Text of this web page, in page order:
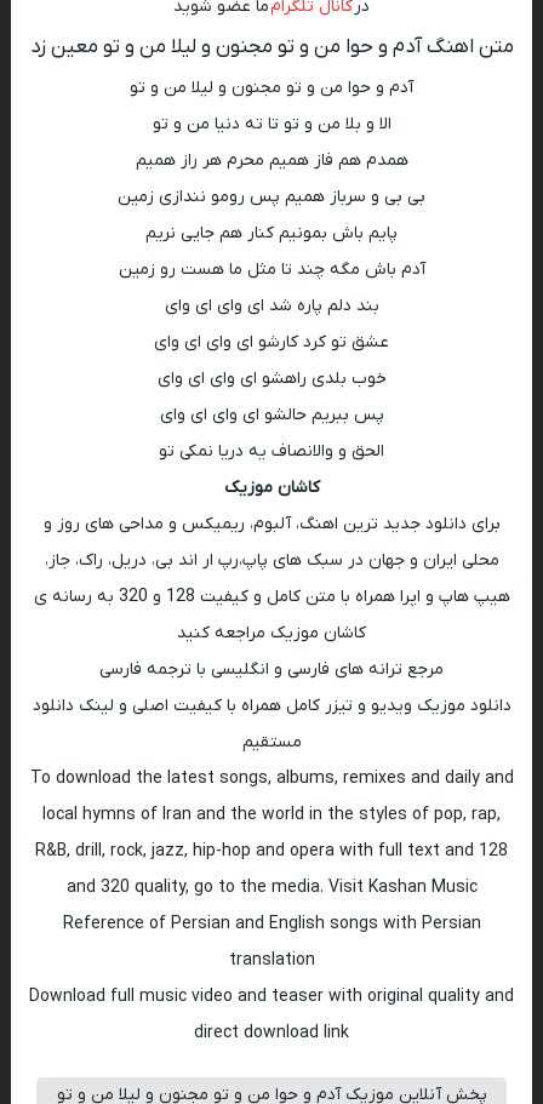
در کانال تلگرامما عضو شوید
متن اهنگ آدم و حوا من و تو مجنون و لیلا من و تو معین زد
آدم و حوا من و تو مجنون و لیلا من و تو
الا و بلا من و تو تا ته دنیا من و تو
همدم هم فاز همیم محرم هر راز همیم
بی بی و سرباز همیم پس رومو نندازی زمین
پایم باش بمونیم کنار هم جایی نریم
آدم باش مگه چند تا مثل ما هست رو زمین
بند دلم پاره شد ای وای ای وای
عشق تو کرد کارشو ای وای ای وای
خوب بلدی راهشو ای وای ای وای
پس ببریم حالشو ای وای ای وای
الحق و والانصاف یه دریا نمکی تو
کاشان موزیک
برای دانلود جدید ترین اهنگ، آلبوم، ریمیکس و مداحی های روز و
محلی ایران و جهان در سبک های پاپ،رپ ار اند بی، دریل، راک، جاز،
هیپ هاپ و اپرا همراه با متن کامل و کیفیت 128 و 320 به رسانه ی
کاشان موزیک مراجعه کنید
مرجع ترانه های فارسی و انگلیسی با ترجمه فارسی
دانلود موزیک ویدیو و تیزر کامل همراه با کیفیت اصلی و لینک دانلود
مستقیم
To download the latest songs, albums, remixes and daily and
local hymns of Iran and the world in the styles of pop, rap,
R&B, drill, rock, jazz, hip-hop and opera with full text and 128
and 320 quality, go to the media. Visit Kashan Music
Reference of Persian and English songs with Persian
translation
Download full music video and teaser with original quality and
direct download link
پخش آنلاین موزیک آدم و حوا من و تو مجنون و لیلا من و تو